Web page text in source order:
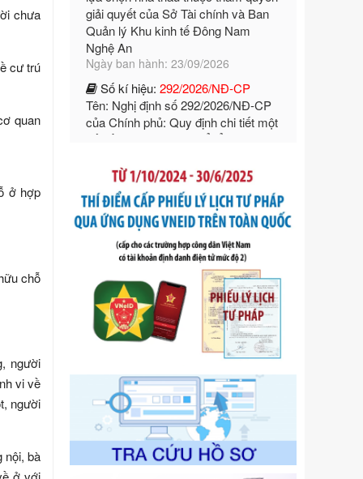
chưa
cư trú
quan
ở hợp
chỗ
người
vi về
người
nội, bà
Số kí hiệu:292/2026/NĐ-CP
Tên: Nghị định số 292/2026/NĐ-CP
của Chính phủ: Quy định chi tiết một
số điều và biện pháp để tổ chức,
hướng dẫn thi hành Luật Quản lý
ngoại thương
Ngày ban hành: 21/07/2026
của Chính phủ: Quy định chi tiết một
số điều và biện pháp để tổ chức,
hướng dẫn thi hành Luật Quản lý
ngoại thương
Ngày ban hành: 21/07/2026
Số kí hiệu:105/2026/TT-BTC
Tên: Thông tư số 105/2026/TT-BTC
của Bộ Tài chính: Bãi bỏ Thông tư số
87/2019/TT- BТC ngày 19 tháng 12
năm 2019 của Bộ trưởng Bộ Tài
chính hướng dẫn thực hiện xử phạt
kho bạc nhà nước
Ngày ban hành: 21/07/2026
Số kí hiệu:291/2026/NĐ-CP
Tên: Nghị định số 291/2026/NĐ-CP
của Chính phủ: Sửa đổi, bổ sung